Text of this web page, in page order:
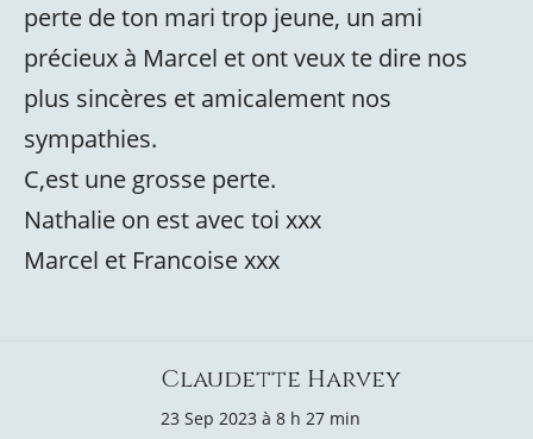
perte de ton mari trop jeune, un ami
précieux à Marcel et ont veux te dire nos
plus sincères et amicalement nos
sympathies.
C,est une grosse perte.
Nathalie on est avec toi xxx
Marcel et Francoise xxx
Claudette Harvey
23 Sep 2023 à 8 h 27 min